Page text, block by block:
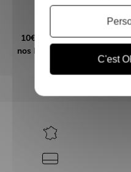
Inscrivez-vous et
10€ offerts en vous
nos bons plans et suivez
C'est